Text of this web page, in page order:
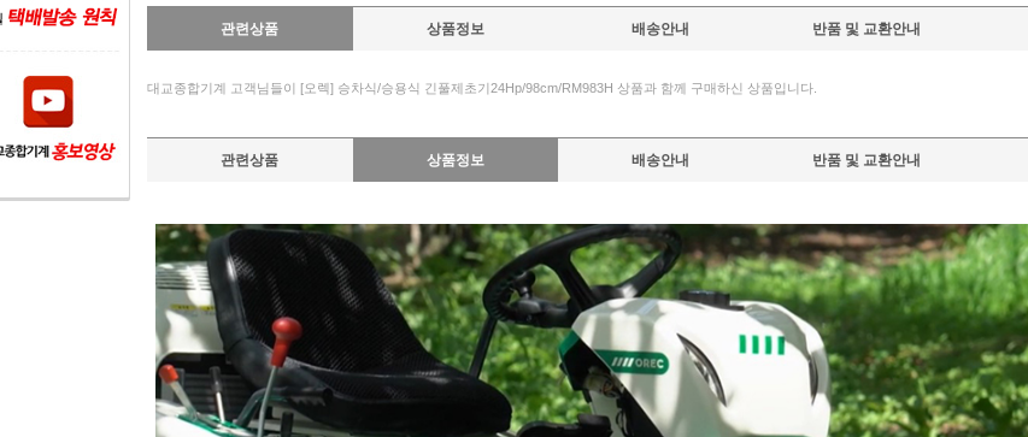
관련상품 상품정보 배송안내 반품 및 교환안내
대교종합기계 고객님들이 [오렉] 승차식/승용식 긴풀제초기24Hp/98cm/RM983H 상품과 함께 구매하신 상품입니다.
관련상품 상품정보 배송안내 반품 및 교환안내